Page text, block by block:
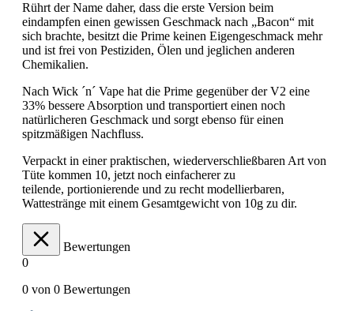
Rührt der Name daher, dass die erste Version beim
eindampfen einen gewissen Geschmack nach „Bacon“ mit
sich brachte, besitzt die Prime keinen Eigengeschmack mehr
und ist frei von Pestiziden, Ölen und jeglichen anderen
Chemikalien.
Nach Wick ´n´ Vape hat die Prime gegenüber der V2 eine
33% bessere Absorption und transportiert einen noch
natürlicheren Geschmack und sorgt ebenso für einen
spitzmäßigen Nachfluss.
Verpackt in einer praktischen, wiederverschließbaren Art von
Tüte kommen 10, jetzt noch einfacherer zu
teilende, portionierende und zu recht modellierbaren,
Wattestränge mit einem Gesamtgewicht von 10g zu dir.
Bewertungen
0
0 von 0 Bewertungen